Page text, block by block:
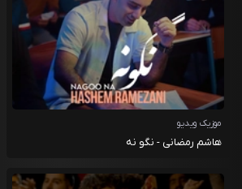
موزیک ویدیو
هاشم رمضانی - نگو نه